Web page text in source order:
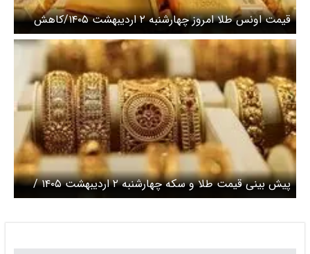
قیمت اونس طلا امروز چهارشنبه ۲ اردیبهشت ۱۴۰۵/کاهش
قیمت
پیش بینی قیمت طلا و سکه چهارشنبه ۲ اردیبهشت ۱۴۰۵ /
بازار طلا در برزخ جنگ و صلح